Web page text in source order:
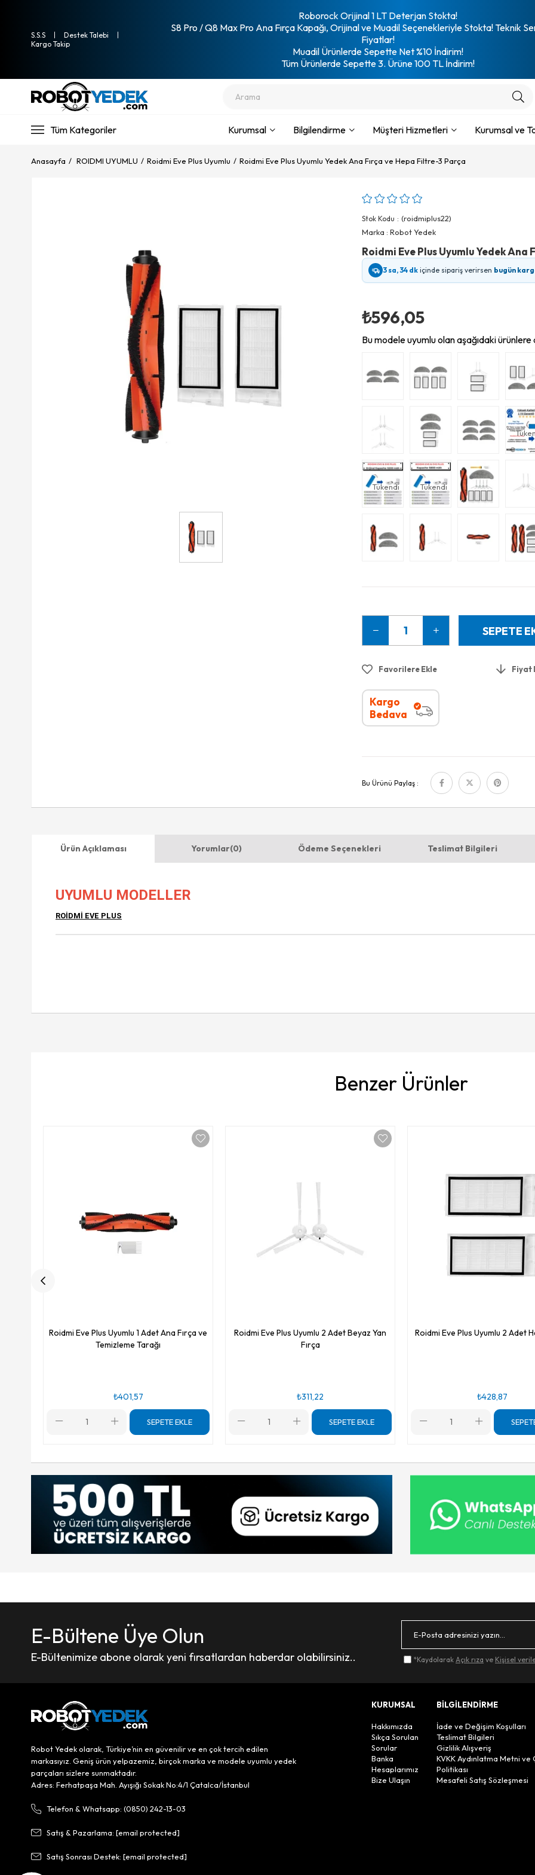
S.S.S
Destek Talebi
Kargo Takip
Roborock Orijinal 1 LT Deterjan Stokta!
S8 Pro / Q8 Max Pro Ana Fırça Kapağı, Orijinal ve Muadil Seçenekleriyle Stokta! Teknik
Fiyatlar!
Muadil Ürünlerde Sepette Net %10 İndirim!
Tüm Ürünlerde Sepette 3. Ürüne 100 TL İndirim!
Tüm Kategoriler Kurumsal Bilgilendirme Müşteri Hizmetleri Kurumsal ve
Anasayfa ROIDMI UYUMLU Roidmi Eve Plus Uyumlu Roidmi Eve Plus Uyumlu Yedek Ana Fırça ve Hepa Filtre-3 Parça
Stok Kodu
(roidmiplus22)
Marka : Robot Yedek
Roidmi Eve Plus Uyumlu Yedek Ana
3 sa, 34 dk içinde sipariş verirsen bugün
₺596,05
Bu modele uyumlu olan aşağıdaki
Tükendi Tükendi
Favorilere Ekle Fiyat
Kargo
Bedava
Bu Ürünü Paylaş :
Ürün Açıklaması Yorumlar(0) Ödeme Seçenekleri Teslimat Bilgileri
UYUMLU MODELLER
ROİDMİ EVE PLUS
Benzer Ürünler
Roidmi Eve Plus Uyumlu 1 Adet Ana Fırça ve
Temizleme Tarağı
₺401,57
SEPETE EKLE
Roidmi Eve Plus Uyumlu 2 Adet Beyaz Yan
Fırça
₺311,22
SEPETE EKLE
Roidmi Eve Plus Uyumlu 2 Adet
₺428,87
E-Bültene Üye Olun
E-Bültenimize abone olarak yeni fırsatlardan haberdar olabilirsiniz.. *Kaydolarak Açık rıza ve Kişisel
Robot Yedek olarak, Türkiye’nin en güvenilir ve en çok tercih edilen
markasıyız. Geniş ürün yelpazemiz, birçok marka ve modele uyumlu yedek
parçaları sizlere sunmaktadır.
Adres: Ferhatpaşa Mah. Ayışığı Sokak No:4/1 Çatalca/İstanbul
Telefon & Whatsapp: (0850) 242-13-03
Satış & Pazarlama: [email protected]
Satış Sonrası Destek: [email protected]
KURUMSAL
Hakkımızda
Sıkça Sorulan
Sorular
Banka
Hesaplarımız
Bize Ulaşın
BİLGİLENDİRME
İade ve Değişim Koşulları
Teslimat Bilgileri
Gizlilik Alışveriş
KVKK Aydınlatma Metni ve
Politikası
Mesafeli Satış Sözleşmesi